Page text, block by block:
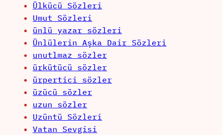
Ülkücü Sözleri
Umut Sözleri
ünlü yazar sözleri
Ünlülerin Aşka Dair Sözleri
unutlmaz sözler
ürkütücü sözler
ürpertici sözler
üzücü sözler
uzun sözler
Uzüntü Sözleri
Vatan Sevgisi